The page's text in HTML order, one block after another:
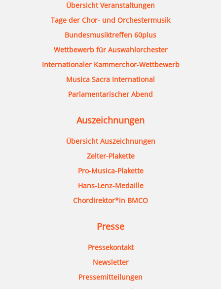
Übersicht Veranstaltungen
Tage der Chor- und Orchestermusik
Bundesmusiktreffen 60plus
Wettbewerb für Auswahlorchester
Internationaler Kammerchor-Wettbewerb
Musica Sacra International
Parlamentarischer Abend
Auszeichnungen
Übersicht Auszeichnungen
Zelter-Plakette
Pro-Musica-Plakette
Hans-Lenz-Medaille
Chordirektor*in BMCO
Presse
Pressekontakt
Newsletter
Pressemitteilungen